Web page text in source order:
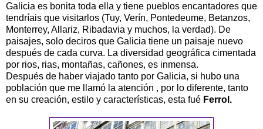
Galicia es bonita toda ella y tiene pueblos encantadores que
tendríais que visitarlos (Tuy, Verín, Pontedeume, Betanzos,
Monterrey, Allariz, Ribadavia y muchos, la verdad). De
paisajes, solo deciros que Galicia tiene un paisaje nuevo
después de cada curva. La diversidad geográfica cimentada
por rios, rias, montañas, cañones, es inmensa.
Después de haber viajado tanto por Galicia, si hubo una
población que me llamó la atención , por lo diferente, tanto
en su creación, estilo y características, esta fué Ferrol.